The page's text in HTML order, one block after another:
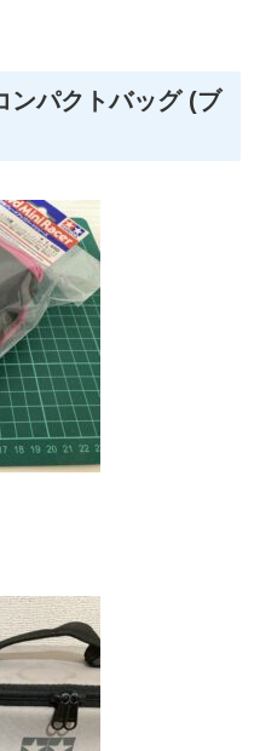
ンパクトバッグ (ブ